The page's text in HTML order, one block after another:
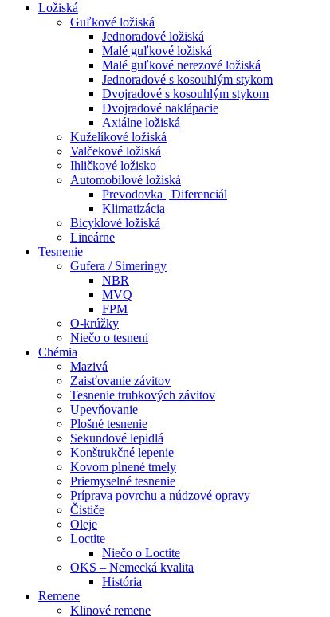
Ložiská
Guľkové ložiská
Jednoradové ložiská
Malé guľkové ložiská
Malé guľkové nerezové ložiská
Jednoradové s kosouhlým stykom
Dvojradové s kosouhlým stykom
Dvojradové naklápacie
Axiálne ložiská
Kuželíkové ložiská
Valčekové ložiská
Ihličkové ložisko
Automobilové ložiská
Prevodovka | Diferenciál
Klimatizácia
Bicyklové ložiská
Lineárne
Tesnenie
Gufera / Simeringy
NBR
MVQ
FPM
O-krúžky
Niečo o tesneni
Chémia
Mazivá
Zaisťovanie závitov
Tesnenie trubkových závitov
Upevňovanie
Plošné tesnenie
Sekundové lepidlá
Konštrukčné lepenie
Kovom plnené tmely
Priemyselné tesnenie
Príprava povrchu a núdzové opravy
Čističe
Oleje
Loctite
Niečo o Loctite
OKS – Nemecká kvalita
História
Remene
Klinové remene